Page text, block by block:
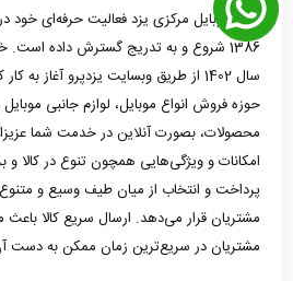
گروه موبایل مرکزی یزد فعالیت حرفه‌ای خود
1386 شروع و به تدریج گسترش داده است.
سال 1402 از طریق وبسایت یزدپرو آغاز
حوزه فروش انواع موبایل، لوازم جانبی
محصولات، بصورت آنلاین در خدمت شما
امکانات و ویژگی‌هایی همچون تنوع در کالا و
پرداخت و انتخاب از میان طیف وسیع و
مشتریان قرار می‌دهد. ارسال سریع کالا
مشتریان در سریع‌ترین زمان ممکن به دست